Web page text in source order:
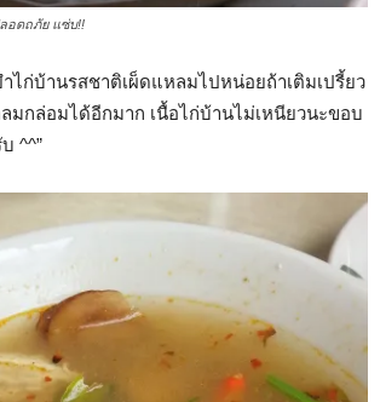
อดถภัย แซ่บ!!
ไก่บ้านรสชาติเผ็ดแหลมไปหน่อยถ้าเติมเปรี้ยว
มกล่อมได้อีกมาก เนื้อไก่บ้านไม่เหนียวนะขอบ
^^”